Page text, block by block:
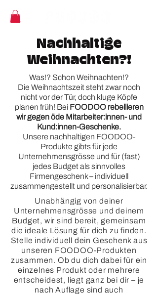
Nachhaltige
Weihnachten?!
Was!? Schon Weihnachten!?
Die Weihnachtszeit steht zwar noch
nicht vor der Tür, doch kluge Köpfe
planen früh! Bei FOODOO rebellieren
wir gegen öde Mitarbeiter:innen- und
Kund:innen-Geschenke.
Unsere nachhaltigen FOODOO-
Produkte gibts für jede
Unternehmensgrösse und für (fast)
jedes Budget als sinnvolles
Firmengeschenk – individuell
zusammengestellt und personalisierbar.
Unabhängig von deiner
Unternehmensgrösse und deinem
Budget, wir sind bereit, gemeinsam
die ideale Lösung für dich zu finden.
Stelle individuell dein Geschenk aus
unseren FOODOO-Produkten
zusammen. Ob du dich dabei für ein
einzelnes Produkt oder mehrere
entscheidest, liegt ganz bei dir – je
nach Auflage sind auch